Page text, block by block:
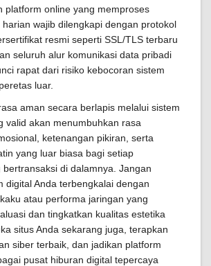
platform online yang memproses
wajib dilengkapi dengan protokol
resmi seperti SSL/TLS terbaru
seluruh alur komunikasi data pribadi
rapat dari risiko kebocoran sistem
luar.
aman secara berlapis melalui sistem
valid akan menumbuhkan rasa
ketenangan pikiran, serta
yang luar biasa bagi setiap
bertransaksi di dalamnya. Jangan
digital Anda terbengkalai dengan
atau performa jaringan yang
dan tingkatkan kualitas estetika
situs Anda sekarang juga, terapkan
siber terbaik, dan jadikan platform
pusat hiburan digital tepercaya